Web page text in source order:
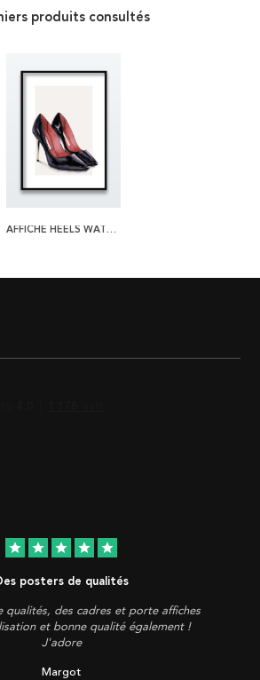
produits consultés
AFFICHE HEELS WATERCOLOR
star star star star star
posters de qualités
qualités, des cadres et porte affiches
et bonne qualité également !
J'adore
Margot